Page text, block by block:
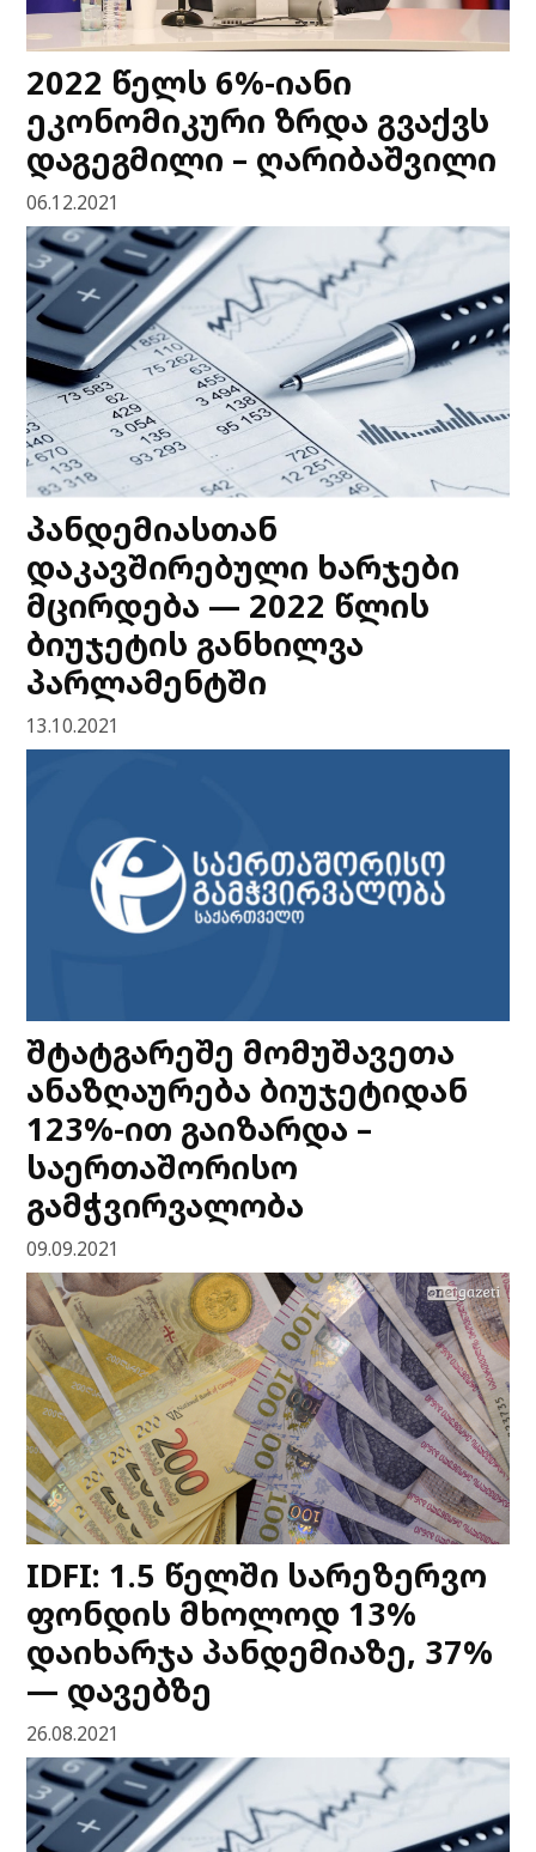
2022 წელს 6%-იანი
ეკონომიკური ზრდა გვაქვს
დაგეგმილი – ღარიბაშვილი
06.12.2021
პანდემიასთან
დაკავშირებული ხარჯები
მცირდება — 2022 წლის
ბიუჯეტის განხილვა
პარლამენტში
13.10.2021
შტატგარეშე მომუშავეთა
ანაზღაურება ბიუჯეტიდან
123%-ით გაიზარდა –
საერთაშორისო
გამჭვირვალობა
09.09.2021
IDFI: 1.5 წელში სარეზერვო
ფონდის მხოლოდ 13%
დაიხარჯა პანდემიაზე, 37%
— დავებზე
26.08.2021